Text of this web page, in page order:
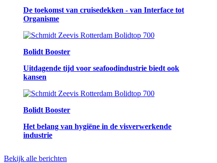
De toekomst van cruisedekken - van Interface tot
Organisme
Bolidt Booster
Uitdagende tijd voor seafoodindustrie biedt ook
kansen
Bolidt Booster
Het belang van hygiëne in de visverwerkende
industrie
Bekijk alle berichten